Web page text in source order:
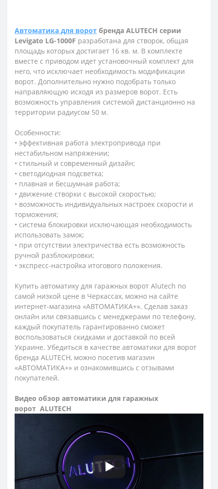
Автоматика для ворот бренда ALUTECH серии
Levigato LG-1000F разработана для створок, общая
площадь которых достигает 16 кв. м. В комплекте
вместе с приводом идет установочный комплект для
него, что исключает необходимость модификации
ворот. Дополнительно нужно подобрать только
направляющую исходя из размеров ворот. Есть
возможность управления системой дистанционно на
территории радиусом 50 м.
Особенности:
• эффективная работа электропривода при
нестабильном напряжении;
• стильный и современный дизайн;
• светодиодная подсветка;
• плавная и бесшумная работа;
• движение створки с высокой скоростью;
• возможность индивидуальных настроек скорости и
торможения;
• система блокировки исключающая необходимость
использовать замок;
• при отсутствии электричества есть возможность
ручной разблокировки;
• экспресс-настройка итогового положения.
Купить автоматику для гаражных ворот Alutech по
самой низкой цене в Черкассах, можно на сайте
интернет-магазина «АВТОМАТИКА+». Сделав заказ
онлайн или связавшись с менеджерами по телефону,
каждый покупатель гарантированно сможет
воспользоваться скидками и доставкой по всей
Украине. Убедиться в качестве автоматики для ворот
бренда ALUTECH, можно посетив магазин
«АВТОМАТИКА+» и ознакомившись с отзывами
покупателей.
Видео обзор автоматики для гаражных
ворот ALUTECH